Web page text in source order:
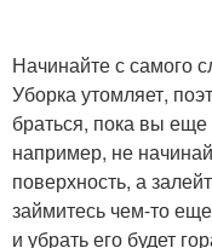
Начинайте с самого
Уборка утомляет,
браться, пока вы
например, не
поверхность, а
займитесь чем-то
и убрать его будет